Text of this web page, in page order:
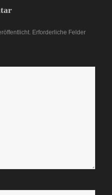
Erforderliche Felder